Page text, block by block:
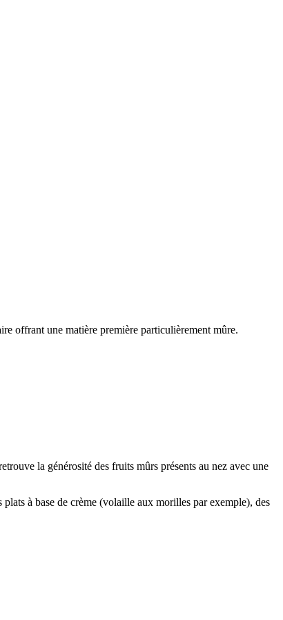
offrant une matière première particulièrement mûre.
la générosité des fruits mûrs présents au nez avec une
à base de crème (volaille aux morilles par exemple), des